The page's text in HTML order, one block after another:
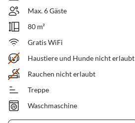
Max. 6 Gäste
80 m²
Gratis WiFi
Haustiere und Hunde nicht erlaubt
Rauchen nicht erlaubt
Treppe
Waschmaschine